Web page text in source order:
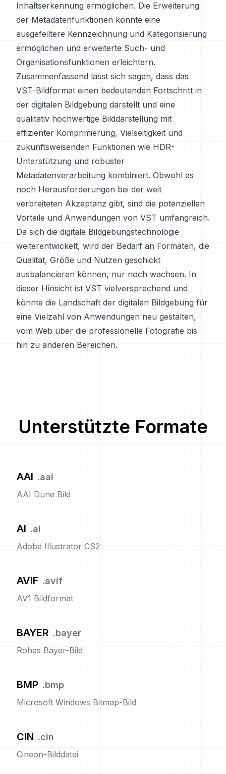
Inhaltserkennung ermöglichen. Die Erweiterung
der Metadatenfunktionen könnte eine
ausgefeiltere Kennzeichnung und Kategorisierung
ermöglichen und erweiterte Such- und
Organisationsfunktionen erleichtern.
Zusammenfassend lässt sich sagen, dass das
VST-Bildformat einen bedeutenden Fortschritt in
der digitalen Bildgebung darstellt und eine
qualitativ hochwertige Bilddarstellung mit
effizienter Komprimierung, Vielseitigkeit und
zukunftsweisenden Funktionen wie HDR-
Unterstützung und robuster
Metadatenverarbeitung kombiniert. Obwohl es
noch Herausforderungen bei der weit
verbreiteten Akzeptanz gibt, sind die potenziellen
Vorteile und Anwendungen von VST umfangreich.
Da sich die digitale Bildgebungstechnologie
weiterentwickelt, wird der Bedarf an Formaten, die
Qualität, Größe und Nutzen geschickt
ausbalancieren können, nur noch wachsen. In
dieser Hinsicht ist VST vielversprechend und
könnte die Landschaft der digitalen Bildgebung für
eine Vielzahl von Anwendungen neu gestalten,
vom Web über die professionelle Fotografie bis
hin zu anderen Bereichen.
Unterstützte Formate
AAI .aai
AAI Dune Bild
AI .ai
Adobe Illustrator CS2
AVIF .avif
AV1 Bildformat
BAYER .bayer
Rohes Bayer-Bild
BMP .bmp
Microsoft Windows Bitmap-Bild
CIN .cin
Cineon-Bilddatei